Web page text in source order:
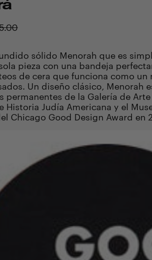
sólido Menorah que es
pieza con una bandeja
de cera que funciona como
Un diseño clásico, Menorah
permanentes de la Galería de
Historia Judía Americana y el
Chicago Good Design Award en